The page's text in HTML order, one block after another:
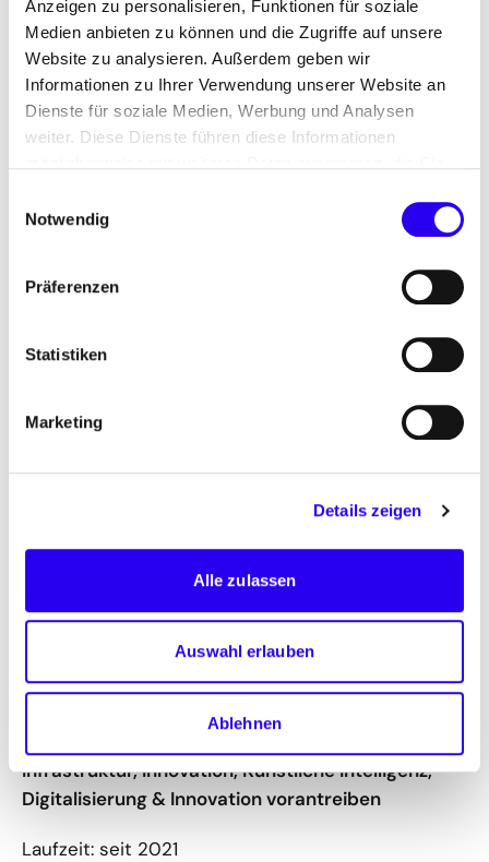
Anzeigen zu personalisieren, Funktionen für soziale
Medien anbieten zu können und die Zugriffe auf unsere
Website zu analysieren. Außerdem geben wir
Informationen zu Ihrer Verwendung unserer Website an
Dienste für soziale Medien, Werbung und Analysen
weiter. Diese Dienste führen diese Informationen
Nutzung der Dienste gesammelt haben.
Notwendig
Präferenzen
Statistiken
Marketing
Details zeigen
Alle zulassen
Auswahl erlauben
Ablehnen
Die Beobachtungen beziehen sich einerseits auf
das Übungskonzept, andererseits auf das
Vorgehen der Teilnehmerinnen und Teilnehmer. Auf
Basis der Beobachtungen erfolgt eine Evaluation
des Konzepts. Zudem macht die Publikation auf
Teilnehmerkreises (im positiven wie im negativen
Sinne) aufmerksam.
Future Energy Lab
Energiesysteme mitzugestalten
Themen: Digitalisierung, Energieeffizienz,
Infrastruktur, Innovation, Künstliche Intelligenz,
Digitalisierung & Innovation vorantreiben
Laufzeit: seit 2021